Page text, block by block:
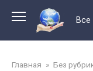
контенту
Главная » Без